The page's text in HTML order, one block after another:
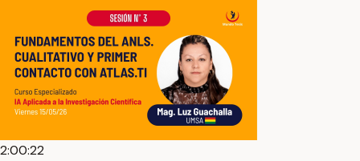
2:00:22